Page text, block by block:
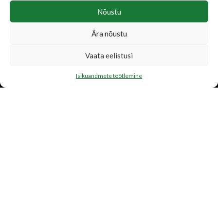
Nõustu
Ära nõustu
Vaata eelistusi
Isikuandmete töötlemine